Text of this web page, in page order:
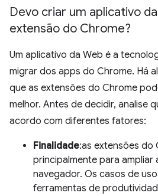
Devo criar um aplicativo
extensão do Chrome?
Um aplicativo da Web é a
migrar dos apps do Chrome. Há
que as extensões do Chrome
melhor. Antes de decidir, analise
acordo com diferentes fatores:
Finalidade:as extensões do
principalmente para ampliar
navegador. Os casos de
ferramentas de